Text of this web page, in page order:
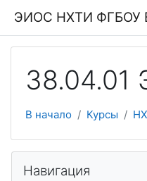
ЭИОС НХТИ ФГБОУ
38.04.01
В начало Курсы
Навигация